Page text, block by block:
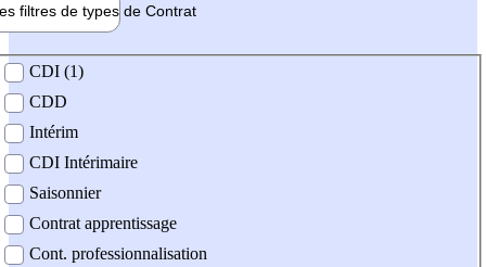
filtres de types de Contrat
contrat
CDI (1)
CDD
Intérim
CDI Intérimaire
Saisonnier
Contrat apprentissage
Cont. professionnalisation